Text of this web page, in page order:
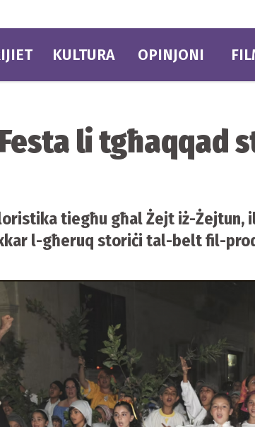
KULTURA OPINJONI
li tgħaqqad
tiegħu għal Żejt iż-Żejtun,
l-għeruq storiċi tal-belt fil-